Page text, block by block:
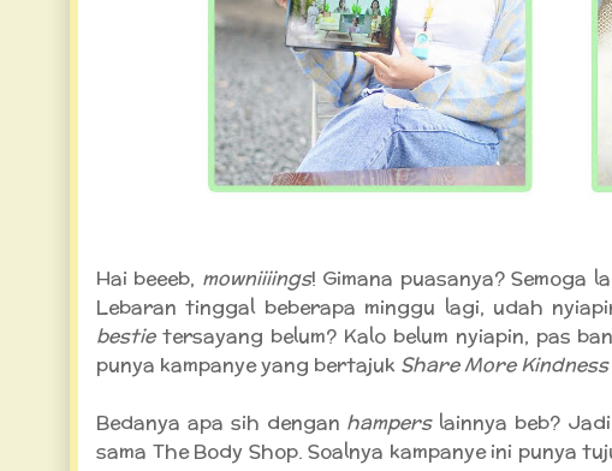
Hai beeeb, mowniiiings! Gimana puasanya? Semoga
Lebaran tinggal beberapa minggu lagi, udah
bestie tersayang belum? Kalo belum nyiapin, pas
punya kampanye yang bertajuk Share More
Bedanya apa sih dengan hampers lainnya beb?
sama The Body Shop. Soalnya kampanye ini punya